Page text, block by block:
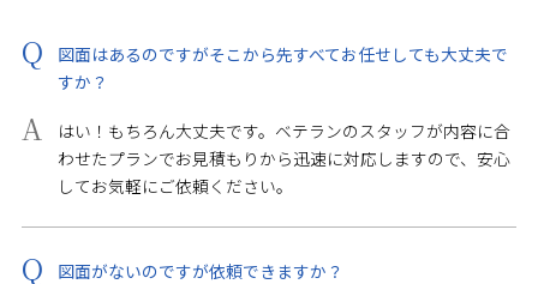
図面はあるのですがそこから先すべてお任せしても大丈夫で
すか？
はい！もちろん大丈夫です。ベテランのスタッフが内容に合
わせたプランでお見積もりから迅速に対応しますので、安心
してお気軽にご依頼ください。
図面がないのですが依頼できますか？